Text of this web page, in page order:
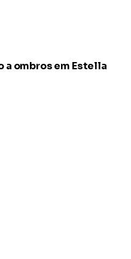
a ombros em Estella